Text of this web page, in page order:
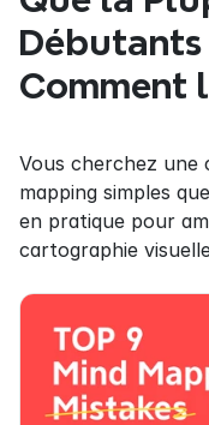
Comment
Vous cherchez une
mapping simples
en pratique pour
cartographie